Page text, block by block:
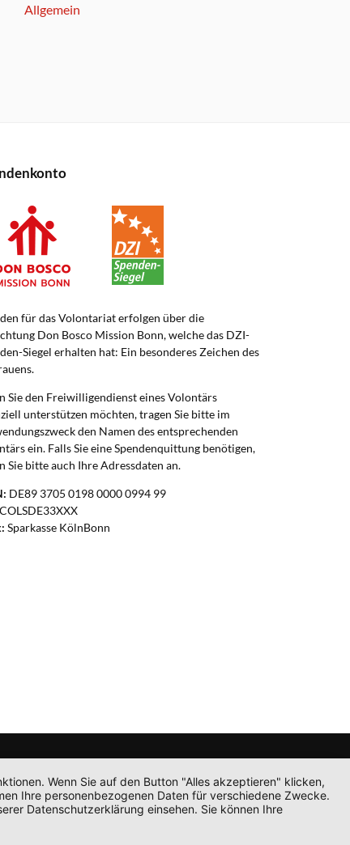
Allgemein
für das Volontariat erfolgen über die
Don Bosco Mission Bonn, welche das DZI-
Siegel erhalten hat: Ein besonderes Zeichen des
Sie den Freiwilligendienst eines Volontärs
unterstützen möchten, tragen Sie bitte im
den Namen des entsprechenden
ein. Falls Sie eine Spendenquittung benötigen,
Sie bitte auch Ihre Adressdaten an.
DE89 3705 0198 0000 0994 99
COLSDE33XXX
Sparkasse KölnBonn
Wenn Sie auf den Button "Alles akzeptieren" klicken,
Ihre personenbezogenen Daten für verschiedene Zwecke.
Datenschutzerklärung einsehen. Sie können Ihre